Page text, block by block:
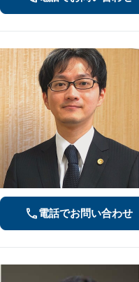
電話でお問い合わせ